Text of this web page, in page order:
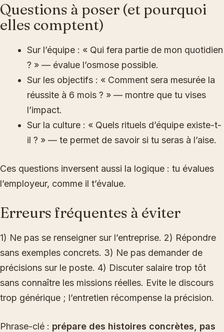
Questions à poser (et pourquoi
elles comptent)
Sur l’équipe : « Qui fera partie de mon quotidien
? » — évalue l’osmose possible.
Sur les objectifs : « Comment sera mesurée la
réussite à 6 mois ? » — montre que tu vises
l’impact.
Sur la culture : « Quels rituels d’équipe existe-t-
il ? » — te permet de savoir si tu seras à l’aise.
Ces questions inversent aussi la logique : tu évalues
l’employeur, comme il t’évalue.
Erreurs fréquentes à éviter
1) Ne pas se renseigner sur l’entreprise. 2) Répondre
sans exemples concrets. 3) Ne pas demander de
précisions sur le poste. 4) Discuter salaire trop tôt
sans connaître les missions réelles. Evite le discours
trop générique ; l’entretien récompense la précision.
Phrase-clé : prépare des histoires concrètes, pas